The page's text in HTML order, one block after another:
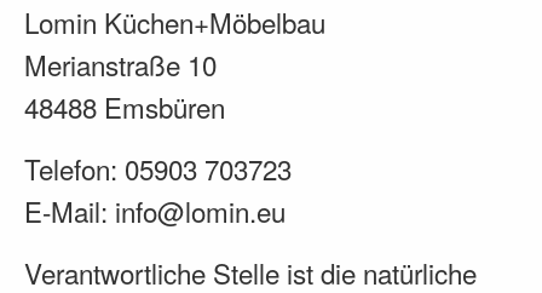
Lomin Küchen+Möbelbau
Merianstraße 10
48488 Emsbüren
Telefon: 05903 703723
E-Mail: info@lomin.eu
Verantwortliche Stelle ist die natürliche